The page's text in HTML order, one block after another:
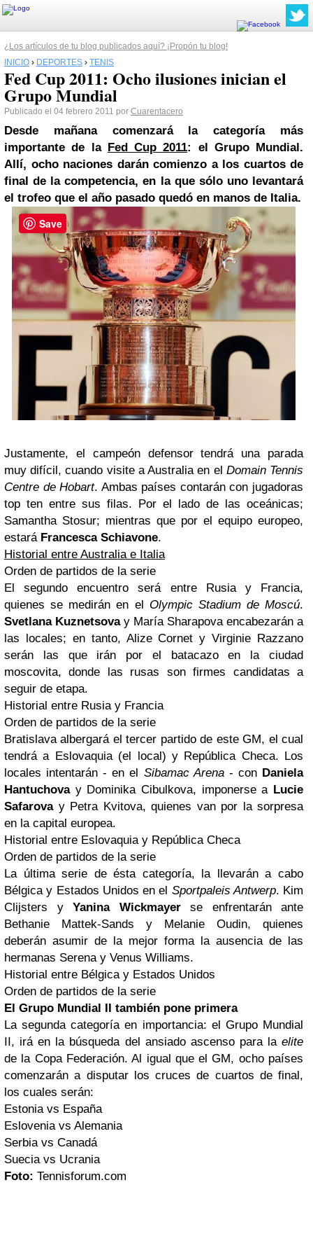
¿Los artículos de tu blog publicados aquí? ¡Propón tu blog!
INICIO › DEPORTES › TENIS
Fed Cup 2011: Ocho ilusiones inician el
Grupo Mundial
Publicado el 04 febrero 2011 por Cuarentacero
Desde mañana comenzará la categoría más
importante de la Fed Cup 2011: el Grupo Mundial.
Allí, ocho naciones darán comienzo a los cuartos de
final de la competencia, en la que sólo uno levantará
el trofeo que el año pasado quedó en manos de Italia.
Justamente, el campeón defensor tendrá una parada
muy difícil, cuando visite a Australia en el Domain Tennis
Centre de Hobart. Ambas países contarán con jugadoras
top ten entre sus filas. Por el lado de las oceánicas;
Samantha Stosur; mientras que por el equipo europeo,
estará Francesca Schiavone.
Historial entre Australia e Italia
Orden de partidos de la serie
El segundo encuentro será entre Rusia y Francia,
quienes se medirán en el Olympic Stadium de Moscú.
Svetlana Kuznetsovay María Sharapova encabezarán a
las locales; en tanto, Alize Cornet y Virginie Razzano
serán las que irán por el batacazo en la ciudad
moscovita, donde las rusas son firmes candidatas a
seguir de etapa.
Historial entre Rusia y Francia
Orden de partidos de la serie
Bratislava albergará el tercer partido de este GM, el cual
tendrá a Eslovaquia (el local) y República Checa. Los
locales intentarán - en el Sibamac Arena- con Daniela
Hantuchovay Dominika Cibulkova, imponerse a Lucie
Safarovay Petra Kvitova, quienes van por la sorpresa
en la capital europea.
Historial entre Eslovaquia y República Checa
Orden de partidos de la serie
La última serie de ésta categoría, la llevarán a cabo
Bélgica y Estados Unidos en el Sportpaleis Antwerp. Kim
Clijsters y Yanina Wickmayerse enfrentarán ante
Bethanie Mattek-Sands y Melanie Oudin, quienes
deberán asumir de la mejor forma la ausencia de las
hermanas Serena y Venus Williams.
Historial entre Bélgica y Estados Unidos
Orden de partidos de la serie
El Grupo Mundial II también pone primera
La segunda categoría en importancia: el Grupo Mundial
II, irá en la búsqueda del ansiado ascenso para la elite
de la Copa Federación. Al igual que el GM, ocho países
comenzarán a disputar los cruces de cuartos de final,
los cuales serán:
Estonia vs España
Eslovenia vs Alemania
Serbia vs Canadá
Suecia vs Ucrania
Foto: Tennisforum.com
Save